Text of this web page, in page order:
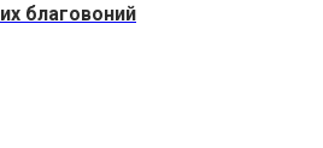
благовоний